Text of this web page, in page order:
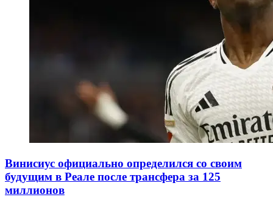
Винисиус официально определился со своим
будущим в Реале после трансфера за 125
миллионов